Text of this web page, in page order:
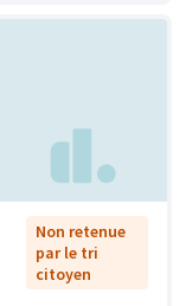
Non retenue
par le tri
citoyen